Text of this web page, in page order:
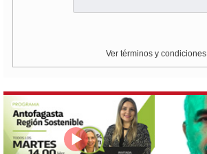
Ver términos y condiciones